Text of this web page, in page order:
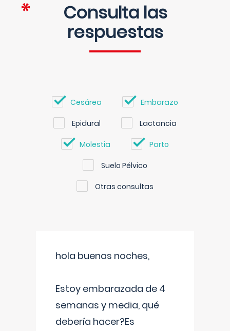
Consulta las
respuestas
Cesárea Embarazo
Epidural Lactancia
Molestia Parto
Suelo Pélvico
Otras consultas
hola buenas noches,
Estoy embarazada de 4
semanas y media, qué
debería hacer?Es